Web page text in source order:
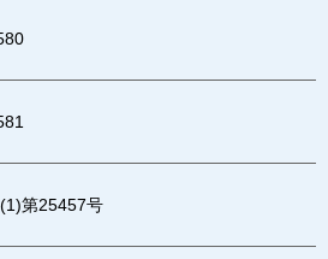
第25457号